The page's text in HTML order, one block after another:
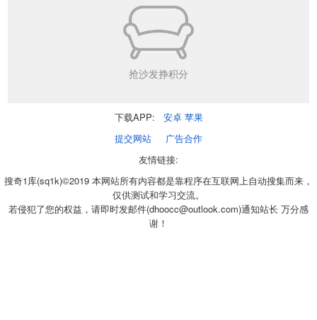
抢沙发挣积分
下载APP: 安卓 苹果
提交网站
广告合作
友情链接:
搜奇1库(sq1k)©2019 本网站所有内容都是靠程序在互联网上自动搜集而来，
仅供测试和学习交流。
若侵犯了您的权益，请即时发邮件(dhoocc@outlook.com)通知站长 万分感
谢！